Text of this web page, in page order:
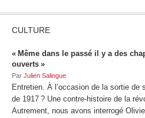
CULTURE
« Même dans le passé il y a des
ouverts »
Par Julien Salingue
Entretien. À l’occasion de la sortie de
de 1917 ? Une contre-histoire de la
Autrement, nous avons interrogé